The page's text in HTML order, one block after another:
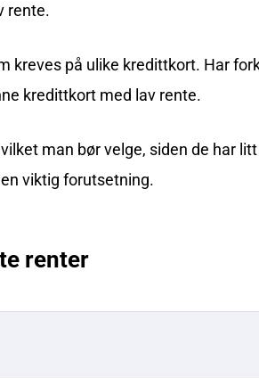
rente.
kreves på ulike kredittkort. Har
kredittkort med lav rente.
man bør velge, siden de har
viktig forutsetning.
renter